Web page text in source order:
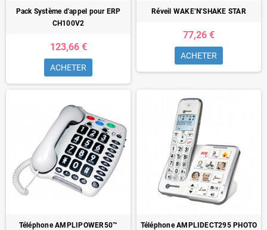
Pack Système d'appel pour ERP
CH100V2
123,66 €
ACHETER
Réveil WAKE’N’SHAKE STAR
77,26 €
ACHETER
Téléphone AMPLIPOWER50™ Téléphone AMPLIDECT295 PHOTO